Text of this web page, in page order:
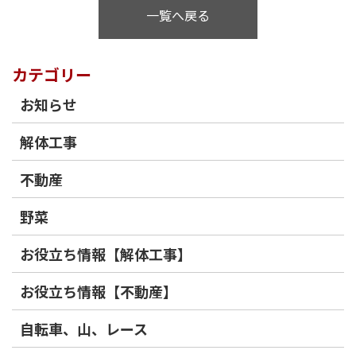
一覧へ戻る
カテゴリー
お知らせ
解体工事
不動産
野菜
お役立ち情報【解体工事】
お役立ち情報【不動産】
自転車、山、レース